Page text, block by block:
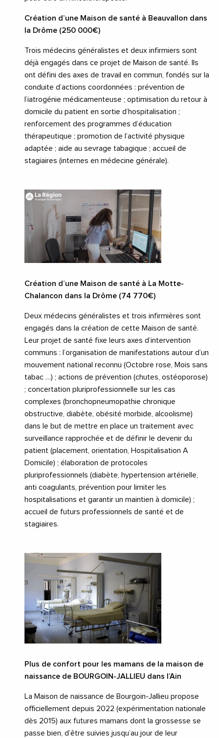
Création d’une Maison de santé à Beauvallon dans
la Drôme (250 000€)
Trois médecins généralistes et deux infirmiers sont
déjà engagés dans ce projet de Maison de santé. Ils
ont défini des axes de travail en commun, fondés sur la
conduite d’actions coordonnées : prévention de
l’iatrogénie médicamenteuse ; optimisation du retour à
domicile du patient en sortie d’hospitalisation ;
renforcement des programmes d’éducation
thérapeutique ; promotion de l’activité physique
adaptée ; aide au sevrage tabagique ; accueil de
stagiaires (internes en médecine générale).
Création d’une Maison de santé à La Motte-
Chalancon dans la Drôme (74 770€)
Deux médecins généralistes et trois infirmières sont
engagés dans la création de cette Maison de santé.
Leur projet de santé fixe leurs axes d’intervention
communs : l’organisation de manifestations autour d’un
mouvement national reconnu (Octobre rose, Mois sans
tabac …) ; actions de prévention (chutes, ostéoporose)
; concertation pluriprofessionnelle sur les cas
complexes (bronchopneumopathie chronique
obstructive, diabète, obésité morbide, alcoolisme)
dans le but de mettre en place un traitement avec
surveillance rapprochée et de définir le devenir du
patient (placement, orientation, Hospitalisation A
Domicile) ; élaboration de protocoles
pluriprofessionnels (diabète, hypertension artérielle,
anti coagulants, prévention pour limiter les
hospitalisations et garantir un maintien à domicile) ;
accueil de futurs professionnels de santé et de
stagiaires.
Plus de confort pour les mamans de la maison de
naissance de BOURGOIN-JALLIEU dans l’Ain
La Maison de naissance de Bourgoin-Jallieu propose
officiellement depuis 2022 (expérimentation nationale
dès 2015) aux futures mamans dont la grossesse se
passe bien, d’être suivies jusqu’au jour de leur